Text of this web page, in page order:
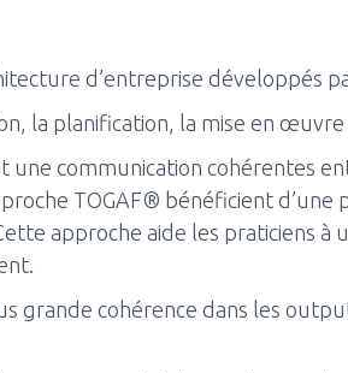
d’entreprise développés
la planification, la mise en
communication cohérentes
TOGAF® bénéficient d’une
approche aide les praticiens
grande cohérence dans les